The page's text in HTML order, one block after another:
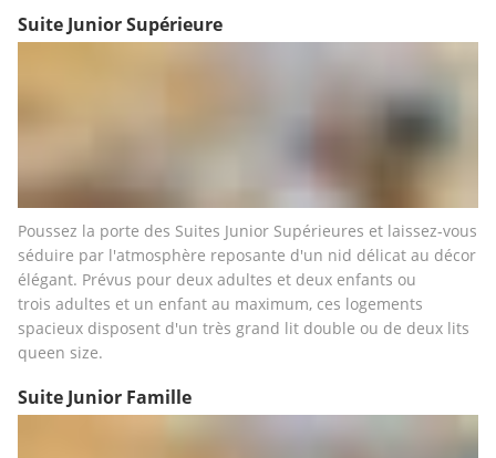
Suite Junior Supérieure
Poussez la porte des Suites Junior Supérieures et laissez-vous
séduire par l'atmosphère reposante d'un nid délicat au décor
élégant. Prévus pour deux adultes et deux enfants ou
trois adultes et un enfant au maximum, ces logements
spacieux disposent d'un très grand lit double ou de deux lits
queen size.
Suite Junior Famille